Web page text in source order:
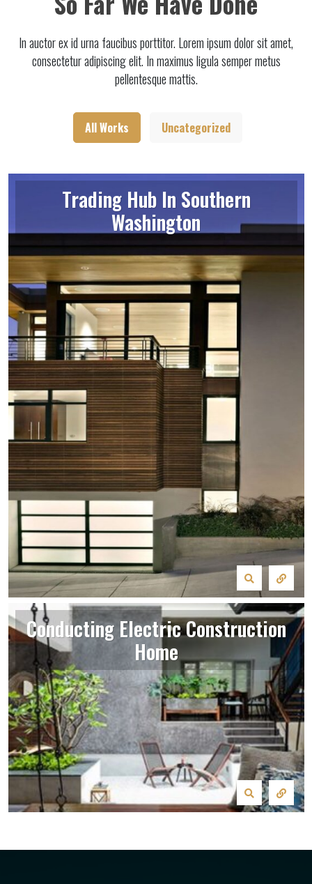
In auctor ex id urna faucibus porttitor. Lorem ipsum dolor sit amet,
consectetur adipiscing elit. In maximus ligula semper metus
pellentesque mattis.
All Works Uncategorized
Trading Hub In Southern
Washington
Conducting Electric Construction
Home